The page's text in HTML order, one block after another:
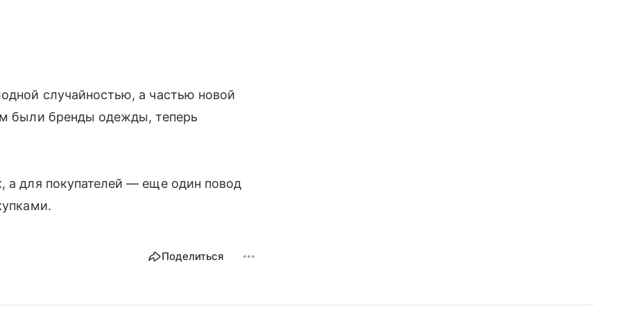
случайностью, а частью новой
были бренды одежды, теперь
а для покупателей — еще один повод
Поделиться